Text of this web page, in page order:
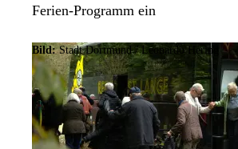
Ferien-Programm ein
Bild: Stadt Dortmund / Leonardo Hering